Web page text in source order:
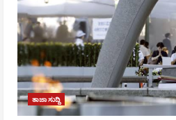
ತಾಜಾ ಸುದ್ದಿ